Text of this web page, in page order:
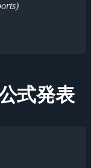
式発表